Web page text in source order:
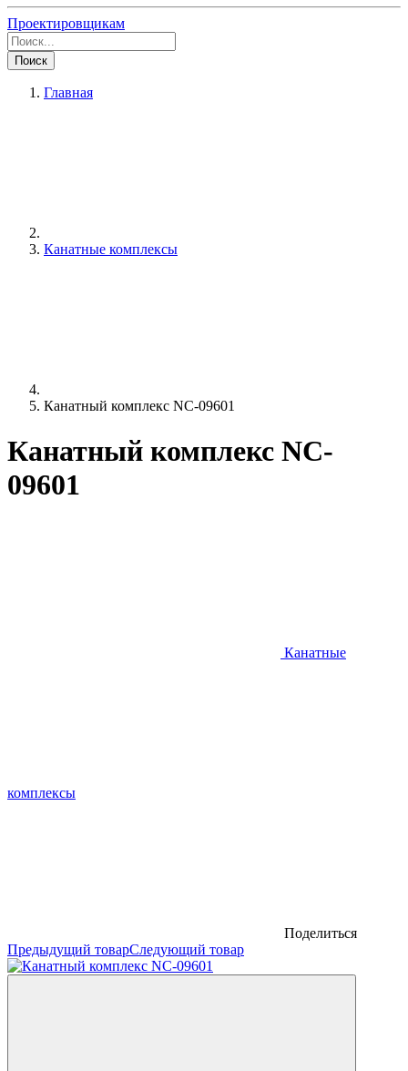
Проектировщикам
Поиск
Главная
Канатные комплексы
Канатный комплекс NC-09601
Канатный комплекс NC-
09601
Канатные
комплексы
Поделиться
Предыдущий товарСледующий товар